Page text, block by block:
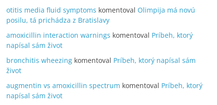
otitis media fluid symptoms komentoval Olimpija má novú
posilu, tá prichádza z Bratislavy
amoxicillin interaction warnings komentoval Príbeh, ktorý
napísal sám život
bronchitis wheezing komentoval Príbeh, ktorý napísal sám
život
augmentin vs amoxicillin spectrum komentoval Príbeh, ktorý
napísal sám život